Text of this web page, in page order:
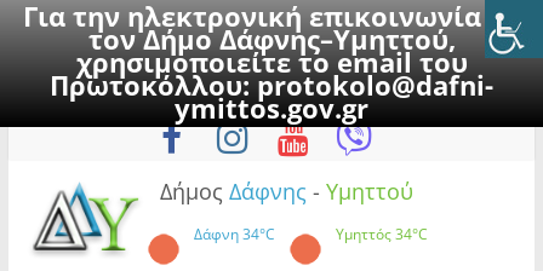
Για την ηλεκτρονική επικοινωνία με
τον Δήμο Δάφνης–Υμηττού,
χρησιμοποιείτε το email του
Πρωτοκόλλου:protokolo@dafni-
ymittos.gov.gr
to
Πέμπτη, 6 Αυγούστου 2026
Δήμος Δάφνης - Υμηττού
Δάφνη34°C Υμηττός34°C